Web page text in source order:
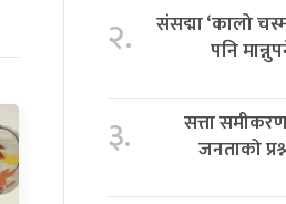
२.
संसद्मा ‘कालो
पनि
३.
सत्ता
जनताको